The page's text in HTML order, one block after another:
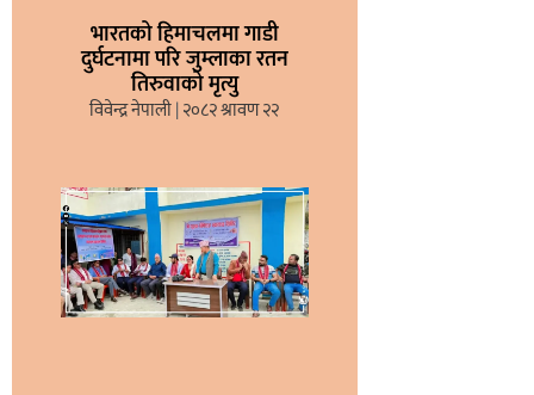
भारतको हिमाचलमा गाडी
दुर्घटनामा परि जुम्लाका रतन
तिरुवाको मृत्यु
विवेन्द्र नेपाली २०८२ श्रावण २२